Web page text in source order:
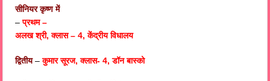
सीनियर कृष्ण में
–प्रथम –
अलख श्री, क्लास – 4, केंद्रीय विधालय
द्वितीय –कुमार सूरज, क्लास- 4, डॉन बास्को